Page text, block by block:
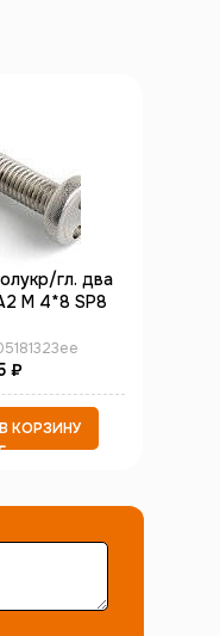
гл. два
M 4*8 SP8
₽
В КОРЗИНУ